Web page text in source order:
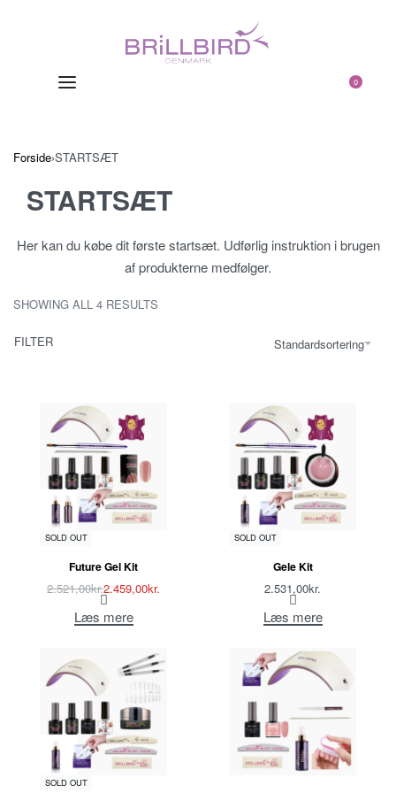
0
Forside›STARTSÆT
STARTSÆT
Her kan du købe dit første startsæt. Udførlig instruktion i brugen
af produkterne medfølger.
SHOWING ALL 4 RESULTS
Standardsortering
FILTER
-2% OFF
SOLD OUT
Future Gel Kit
2.521,00kr.2.459,00kr.
Læs mere
SOLD OUT
Gele Kit
2.531,00kr.
Læs mere
SOLD OUT